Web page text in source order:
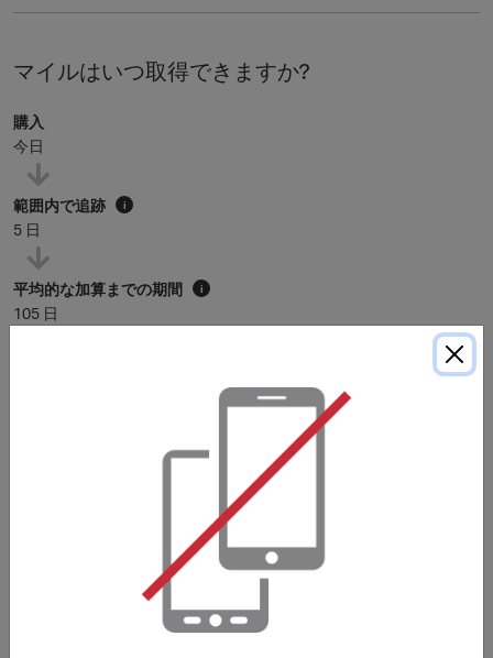
マイルはいつ取得できますか?
購入
今日
範囲内で追跡 i
5 日
平均的な加算までの期間 i
105 日
* 上記の平均点な加算までの期間は参考例です。購入条件に特に記載が無い限
日以内に加算されますが、加盟店によってはさらに長く
このサイトで掲載していないバウチャー、クーポンコード
を使用した場合、ご購入が特典の対象外になる場合があり
ます。郵便料金、手数料、配送料及び、お客様がお住いの
地域で発生するご購入に関わる税（付加価値税、消費税な